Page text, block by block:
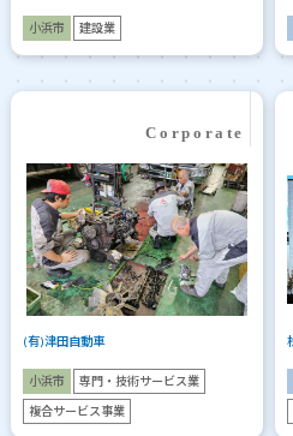
小浜市 建設業
(有)津田自動車
小浜市 専門・技術サービス業
複合サービス事業